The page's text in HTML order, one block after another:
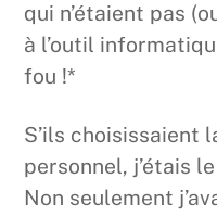
qui n’étaient pas
à l’outil
fou !*
S’ils choisissaient
personnel, j’étais
Non seulement